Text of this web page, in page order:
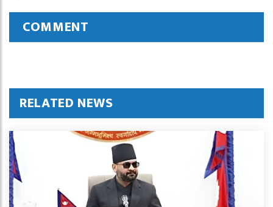
COMMENT
RELATED NEWS